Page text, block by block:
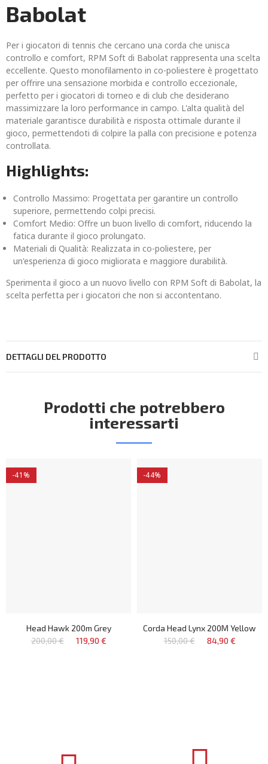
Babolat
Per i giocatori di tennis che cercano una corda che unisca
controllo e comfort, RPM Soft di Babolat rappresenta una scelta
eccellente. Questo monofilamento in co-poliestere è progettato
per offrire una sensazione morbida e controllo eccezionale,
perfetto per i giocatori di torneo e di club che desiderano
massimizzare la loro performance in campo. L'alta qualità del
materiale garantisce durabilità e risposta ottimale durante il
gioco, permettendoti di colpire la palla con precisione e potenza
controllata.
Highlights:
Controllo Massimo: Progettata per garantire un controllo
superiore, permettendo colpi precisi.
Comfort Medio: Offre un buon livello di comfort, riducendo la
fatica durante il gioco prolungato.
Materiali di Qualità: Realizzata in co-poliestere, per
un'esperienza di gioco migliorata e maggiore durabilità.
Sperimenta il gioco a un nuovo livello con RPM Soft di Babolat, la
scelta perfetta per i giocatori che non si accontentano.
DETTAGLI DEL PRODOTTO
Prodotti che potrebbero
interessarti
-41%
Head Hawk 200m Grey
200,00 €
119,90 €
-44%
Corda Head Lynx 200M Yellow
150,00 €
84,90 €